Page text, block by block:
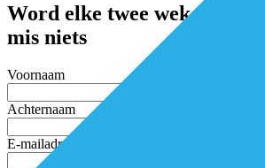
Word elke twee weken
mis niets
Voornaam
Achternaam
E-mailadres